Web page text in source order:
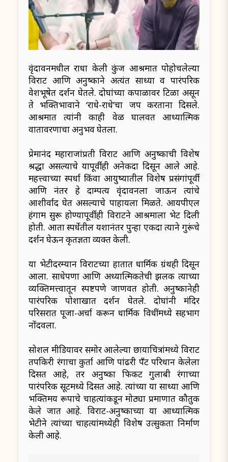
वृंदावनमधील राधा केली कुंज आश्रमात पोहोचलेल्या
विराट आणि अनुष्काने अत्यंत साध्या व पारंपरिक
वेशभूषेत दर्शन घेतले. दोघांच्या कपाळावर टिळा असून
ते भक्तिभावाने ‘राधे-राधे’चा जप करताना दिसले.
आश्रमात त्यांनी काही वेळ घालवत आध्यात्मिक
वातावरणाचा अनुभव घेतला.
प्रेमानंद महाराजांप्रती विराट आणि अनुष्काची विशेष
श्रद्धा असल्याचे यापूर्वीही अनेकदा दिसून आले आहे.
महत्त्वाच्या स्पर्धा किंवा आयुष्यातील विशेष प्रसंगांपूर्वी
आणि नंतर हे दाम्पत्य वृंदावनला जाऊन त्यांचे
आशीर्वाद घेत असल्याचे पाहायला मिळते. आयपीएल
हंगाम सुरू होण्यापूर्वीही विराटने आश्रमाला भेट दिली
होती. आता स्पर्धेतील यशानंतर पुन्हा एकदा त्याने गुरूंचे
दर्शन घेऊन कृतज्ञता व्यक्त केली.
या भेटीदरम्यान विराटच्या हातात धार्मिक ग्रंथही दिसून
आला. साधेपणा आणि अध्यात्मिकतेची झलक त्याच्या
व्यक्तिमत्त्वातून स्पष्टपणे जाणवत होती. अनुष्कानेही
पारंपरिक पोशाखात दर्शन घेतले. दोघांनी मंदिर
परिसरात पूजा-अर्चा करून धार्मिक विधींमध्ये सहभाग
नोंदवला.
सोशल मीडियावर समोर आलेल्या छायाचित्रांमध्ये विराट
तपकिरी रंगाचा कुर्ता आणि पांढरी पँट परिधान केलेला
दिसत आहे, तर अनुष्का फिकट गुलाबी रंगाच्या
पारंपरिक सूटमध्ये दिसत आहे. त्यांच्या या साध्या आणि
भक्तिमय रूपाचे चाहत्यांकडून मोठ्या प्रमाणात कौतुक
केले जात आहे. विराट-अनुष्काच्या या आध्यात्मिक
भेटीने त्यांच्या चाहत्यांमध्येही विशेष उत्सुकता निर्माण
केली आहे.